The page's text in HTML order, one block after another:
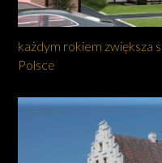
każdym rokiem zwiększa
Polsce